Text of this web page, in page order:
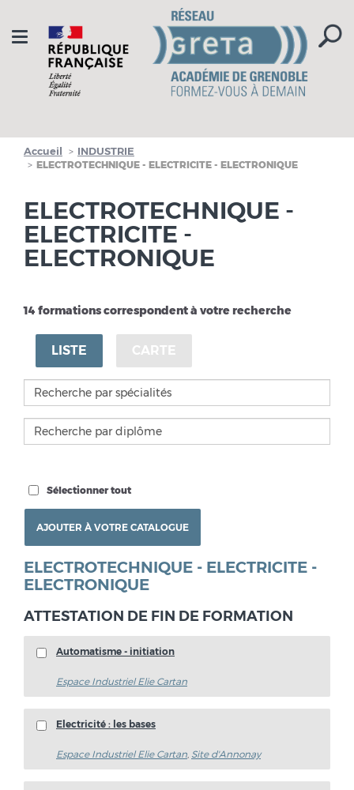
Toggle
navigation
Accueil INDUSTRIE
ELECTROTECHNIQUE - ELECTRICITE - ELECTRONIQUE
ELECTROTECHNIQUE -
ELECTRICITE -
ELECTRONIQUE
14 formations correspondent à votre recherche
LISTE CARTE
Sélectionner tout
ELECTROTECHNIQUE - ELECTRICITE -
ELECTRONIQUE
ATTESTATION DE FIN DE FORMATION
Automatisme - initiation
Espace Industriel Elie Cartan
Electricité : les bases
Espace Industriel Elie Cartan Site d'Annonay